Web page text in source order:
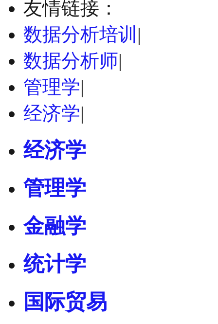
友情链接：
数据分析培训 |
数据分析师|
管理学|
经济学|
经济学
管理学
金融学
统计学
国际贸易